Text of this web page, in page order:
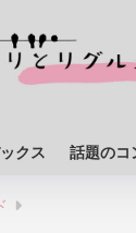
クス 話題のコ